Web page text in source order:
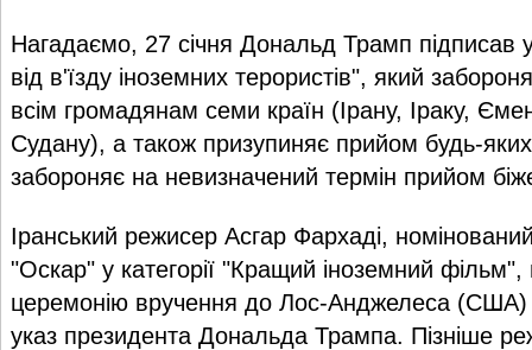
Нагадаємо, 27 січня Дональд Трамп підписав
від в'їзду іноземних терористів", який
всім громадянам семи країн (Ірану, Іраку,
Судану), а також призупиняє прийом будь-яких
забороняє на невизначений термін прийом
Іранський режисер Асгар Фархаді,
"Оскар" у категорії "Кращий іноземний
церемонію вручення до Лос-Анджелеса (США)
указ президента Дональда Трампа. Пізніше